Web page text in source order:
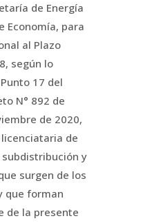
de Energía
Economía, para
al Plazo
según lo
17 del
N° 892 de
de 2020,
de
y
surgen de los
que forman
de la presente